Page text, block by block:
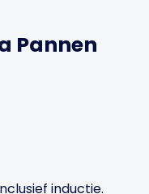
Pannen
inductie.